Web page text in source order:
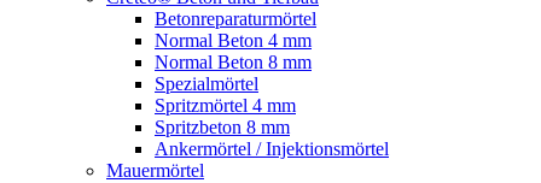
Betonreparaturmörtel
Normal Beton 4 mm
Normal Beton 8 mm
Spezialmörtel
Spritzmörtel 4 mm
Spritzbeton 8 mm
Ankermörtel / Injektionsmörtel
Mauermörtel